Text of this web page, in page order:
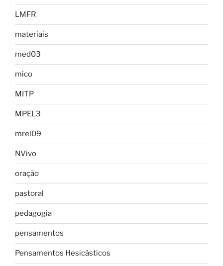
LMFR
materiais
med03
mico
MITP
MPEL3
mrel09
NVivo
oração
pastoral
pedagogia
pensamentos
Pensamentos Hesicásticos